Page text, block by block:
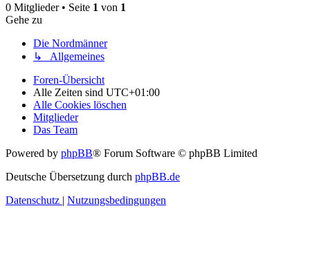
0 Mitglieder • Seite 1 von 1
Gehe zu
Die Nordmänner
↳ Allgemeines
Foren-Übersicht
Alle Zeiten sind UTC+01:00
Alle Cookies löschen
Mitglieder
Das Team
Powered by phpBB® Forum Software © phpBB Limited
Deutsche Übersetzung durch phpBB.de
Datenschutz | Nutzungsbedingungen